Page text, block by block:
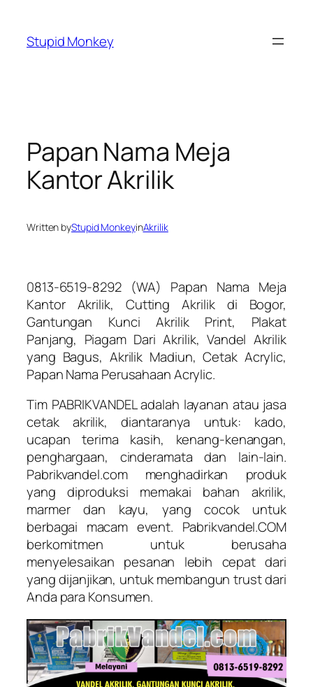
content
Stupid Monkey
Papan Nama Meja
Kantor Akrilik
Written byStupid MonkeyinAkrilik
0813-6519-8292 (WA) Papan Nama Meja
Kantor Akrilik, Cutting Akrilik di Bogor,
Gantungan Kunci Akrilik Print, Plakat
Panjang, Piagam Dari Akrilik, Vandel Akrilik
yang Bagus, Akrilik Madiun, Cetak Acrylic,
Papan Nama Perusahaan Acrylic.
Tim PABRIKVANDEL adalah layanan atau jasa
cetak akrilik, diantaranya untuk: kado,
ucapan terima kasih, kenang-kenangan,
penghargaan, cinderamata dan lain-lain.
Pabrikvandel.com menghadirkan produk
yang diproduksi memakai bahan akrilik,
marmer dan kayu, yang cocok untuk
berbagai macam event. Pabrikvandel.COM
berkomitmen untuk berusaha
menyelesaikan pesanan lebih cepat dari
yang dijanjikan, untuk membangun trust dari
Anda para Konsumen.